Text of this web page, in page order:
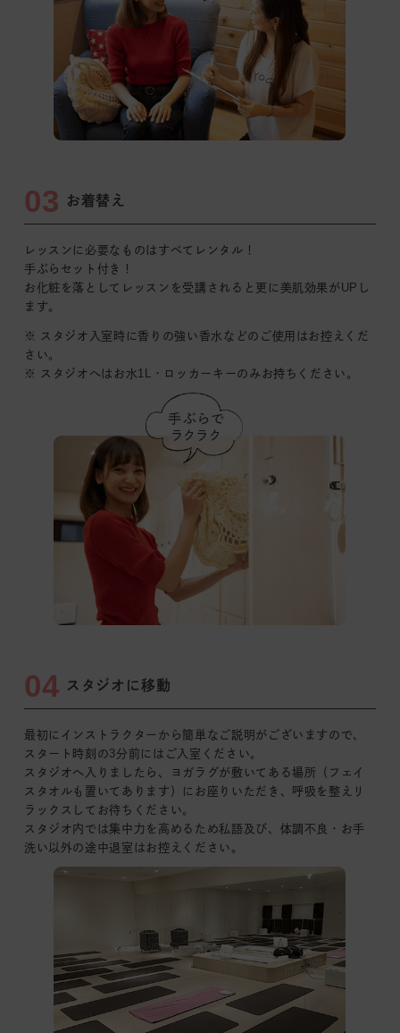
03 お着替え
レッスンに必要なものはすべてレンタル！
手ぶらセット付き！
お化粧を落としてレッスンを受講されると更に美肌効果がUPし
ます｡
※ スタジオ入室時に香りの強い香水などのご使用はお控えくだ
さい｡
※ スタジオへはお水1L・ロッカーキーのみお持ちください。
04 スタジオに移動
最初にインストラクターから簡単なご説明がございますので、
スタート時刻の3分前にはご入室ください。
スタジオへ入りましたら、ヨガラグが敷いてある場所 （フェイ
スタオルも置いてあります）
にお座りいただき、呼吸を整えリ
ラックスしてお待ちください。
スタジオ内では集中力を 高めるため私語及び、 体調不良・お手
洗い以外の途中退室はお控えください。